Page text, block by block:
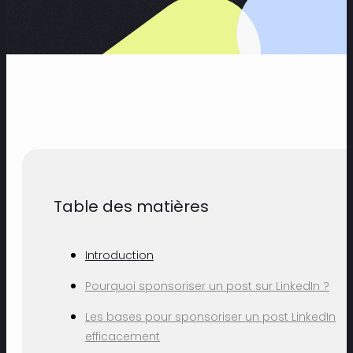
Table des matières
Introduction
Pourquoi sponsoriser un post sur LinkedIn ?
Les bases pour sponsoriser un post LinkedIn
efficacement